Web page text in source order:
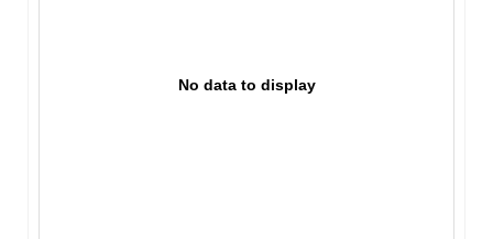
No data to display